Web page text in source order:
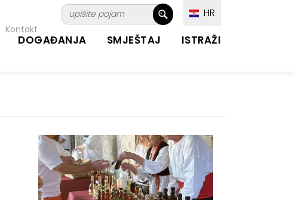
Kontakt
HR
DOGAĐANJA SMJEŠTAJ ISTRAŽI